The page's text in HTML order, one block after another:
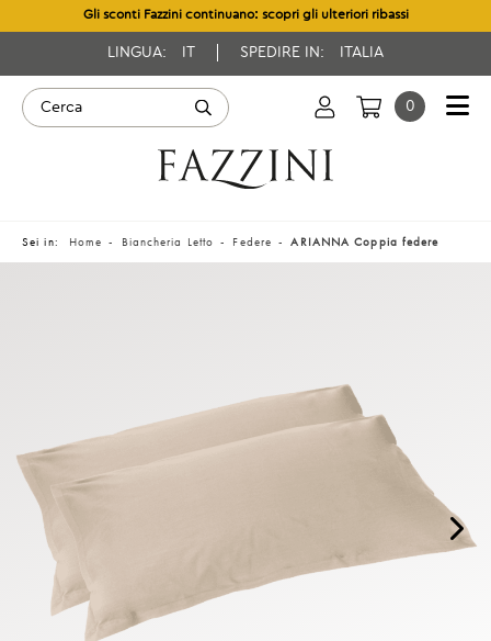
Gli sconti Fazzini continuano: scopri gli ulteriori ribassi
LINGUA: SPEDIRE IN: ITALIA
0
Sei in: Home Biancheria Letto Federe ARIANNA Coppia federe